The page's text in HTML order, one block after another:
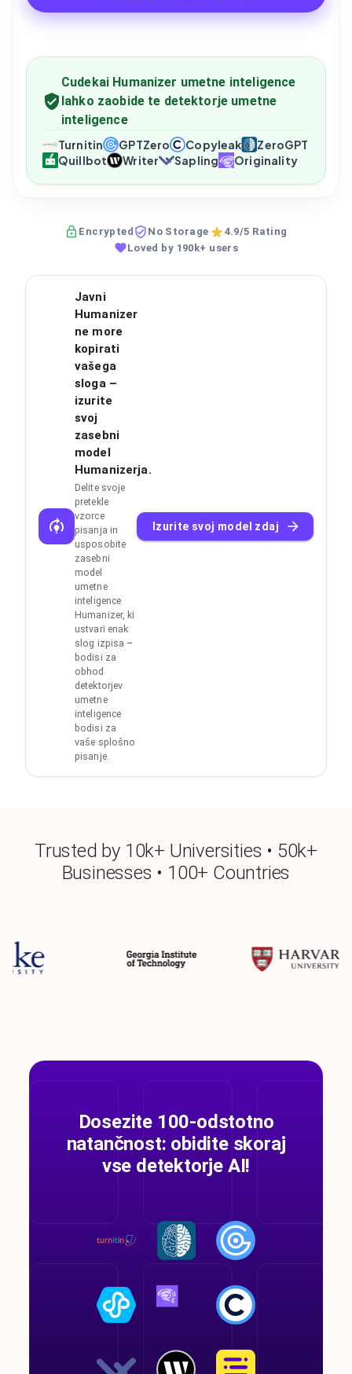
Cudekai Humanizer umetne inteligence
lahko zaobide te detektorje umetne
inteligence
Turnitin GPTZero Copyleak
ZeroGPT
Quillbot
Writer Sapling Originality
Encrypted No Storage
4.9/5 Rating
Loved by 190k+ users
Javni
Humanizer
ne more
kopirati
vašega
sloga –
izurite
svoj
zasebni
model
Humanizerja.
Delite svoje
pretekle
vzorce
pisanja in
usposobite
zasebni
model
umetne
inteligence
Humanizer, ki
ustvari enak
slog izpisa –
bodisi za
obhod
detektorjev
umetne
inteligence
bodisi za
vaše splošno
pisanje.
Izurite svoj model zdaj
Trusted by 10k+ Universities • 50k+
Businesses • 100+ Countries
Dosezite 100-odstotno
natančnost: obidite skoraj
vse detektorje AI!